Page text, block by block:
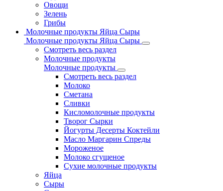
Овощи
Зелень
Грибы
Молочные продукты Яйца Сыры
Молочные продукты Яйца Сыры
Смотреть весь раздел
Молочные продукты
Молочные продукты
Смотреть весь раздел
Молоко
Сметана
Сливки
Кисломолочные продукты
Творог Сырки
Йогурты Десерты Коктейли
Масло Маргарин Спреды
Мороженое
Молоко сгущеное
Сухие молочные продукты
Яйца
Сыры